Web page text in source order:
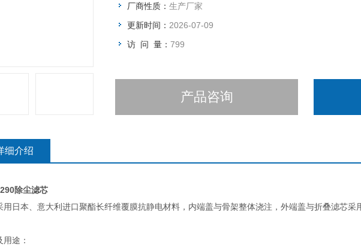
7.法兰多种安装方式 ，安装方便，省时省力
8.橡胶密封（上端盖上下端面密封，可选）
厂商性质： 生产厂家
更新时间： 2026-07-09
访 问 量： 799
产品咨询
细介绍
除尘滤芯
用日本、意大利进口聚酯长纤维覆膜抗静电材料，内端盖与骨架整体浇注，外端盖与折叠滤芯采
途：